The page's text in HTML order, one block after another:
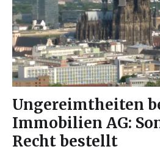
Ungereimtheiten
Immobilien AG:
Recht bestellt